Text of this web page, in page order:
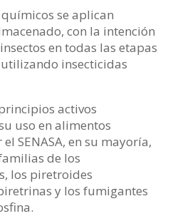
se aplican
con la intención
en todas las etapas
insecticidas
activos
uso en alimentos
SENASA, en su mayoría,
de los
los piretroides
y los fumigantes